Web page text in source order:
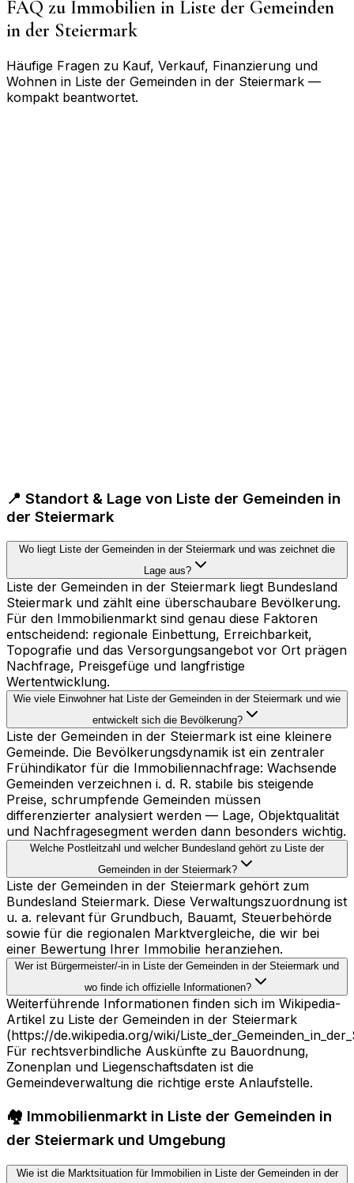
FAQ zu Immobilien in Liste der Gemeinden
in der Steiermark
Häufige Fragen zu Kauf, Verkauf, Finanzierung und
Wohnen in Liste der Gemeinden in der Steiermark —
kompakt beantwortet.
📍 Standort & Lage von Liste der Gemeinden in
der Steiermark
Wo liegt Liste der Gemeinden in der Steiermark und was zeichnet die
Lage aus?
Liste der Gemeinden in der Steiermark liegt Bundesland
Steiermark und zählt eine überschaubare Bevölkerung.
Für den Immobilienmarkt sind genau diese Faktoren
entscheidend: regionale Einbettung, Erreichbarkeit,
Topografie und das Versorgungsangebot vor Ort prägen
Nachfrage, Preisgefüge und langfristige
Wertentwicklung.
Wie viele Einwohner hat Liste der Gemeinden in der Steiermark und wie
entwickelt sich die Bevölkerung?
Liste der Gemeinden in der Steiermark ist eine kleinere
Gemeinde. Die Bevölkerungsdynamik ist ein zentraler
Frühindikator für die Immobiliennachfrage: Wachsende
Gemeinden verzeichnen i. d. R. stabile bis steigende
Preise, schrumpfende Gemeinden müssen
differenzierter analysiert werden — Lage, Objektqualität
und Nachfragesegment werden dann besonders wichtig.
Welche Postleitzahl und welcher Bundesland gehört zu Liste der
Gemeinden in der Steiermark?
Liste der Gemeinden in der Steiermark gehört zum
Bundesland Steiermark. Diese Verwaltungszuordnung ist
u. a. relevant für Grundbuch, Bauamt, Steuerbehörde
sowie für die regionalen Marktvergleiche, die wir bei
einer Bewertung Ihrer Immobilie heranziehen.
Wer ist Bürgermeister/-in in Liste der Gemeinden in der Steiermark und
wo finde ich offizielle Informationen?
Weiterführende Informationen finden sich im Wikipedia-
Artikel zu Liste der Gemeinden in der Steiermark
(https://de.wikipedia.org/wiki/
Für rechtsverbindliche Auskünfte zu Bauordnung,
Zonenplan und Liegenschaftsdaten ist die
Gemeindeverwaltung die richtige erste Anlaufstelle.
🏘️ Immobilienmarkt in Liste der Gemeinden in
der Steiermark und Umgebung
Wie ist die Marktsituation für Immobilien in Liste der Gemeinden in der